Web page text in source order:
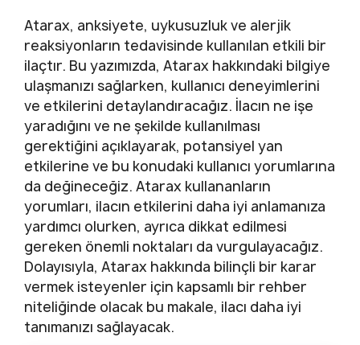
Atarax, anksiyete, uykusuzluk ve alerjik
reaksiyonların tedavisinde kullanılan etkili bir
ilaçtır. Bu yazımızda, Atarax hakkındaki bilgiye
ulaşmanızı sağlarken, kullanıcı deneyimlerini
ve etkilerini detaylandıracağız. İlacın ne işe
yaradığını ve ne şekilde kullanılması
gerektiğini açıklayarak, potansiyel yan
etkilerine ve bu konudaki kullanıcı yorumlarına
da değineceğiz. Atarax kullananların
yorumları, ilacın etkilerini daha iyi anlamanıza
yardımcı olurken, ayrıca dikkat edilmesi
gereken önemli noktaları da vurgulayacağız.
Dolayısıyla, Atarax hakkında bilinçli bir karar
vermek isteyenler için kapsamlı bir rehber
niteliğinde olacak bu makale, ilacı daha iyi
tanımanızı sağlayacak.